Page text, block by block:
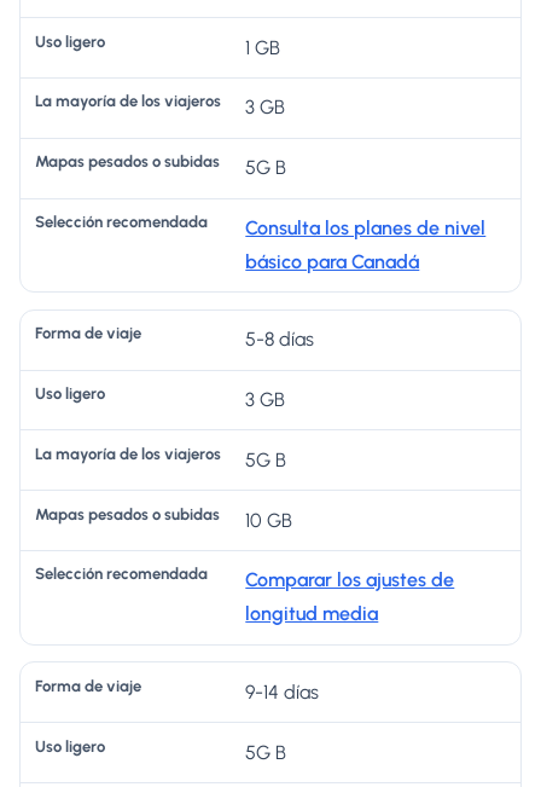
F
o
r
d
e
vi
e
U
s
g
e
r
L
y
rí
d
e
vi
aj
er
o
a
p
s
d
s
u
bi
d
S
el
ci
re
c
n
d
a
1 GB
3 GB
5G B
Consulta los planes de nivel
básico para Canadá
5-8 días
3 GB
5G B
10 GB
Comparar los ajustes de
longitud media
9-14 días
5G B